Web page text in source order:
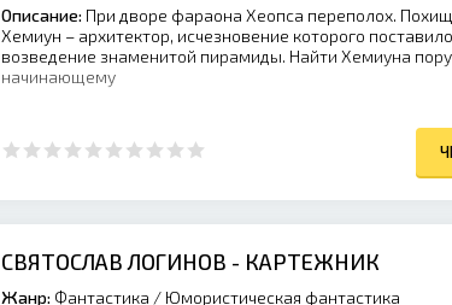
Описание: При дворе фараона Хеопса переполох.
Хемиун – архитектор, исчезновение которого
возведение знаменитой пирамиды. Найти Хемиуна
начинающему
СВЯТОСЛАВ ЛОГИНОВ - КАРТЕЖНИК
Жанр: Фантастика / Юмористическая фантастика